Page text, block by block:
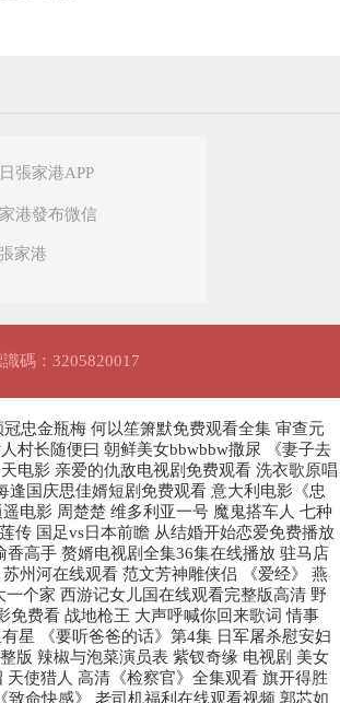
張家港APP
港發布微信
家港
碼：3205820017
冠忠金瓶梅 何以笙箫默免费观看全集 审查元
村长随便曰 朝鲜美女bbwbbw撒尿 《妻子去
电影 亲爱的仇敌电视剧免费观看 洗衣歌原唱
国庆思佳婿短剧免费观看 意大利电影《忠
电影 周楚楚 维多利亚一号 魔鬼搭车人 七种
传 国足vs日本前瞻 从结婚开始恋爱免费播放
高手 赘婿电视剧全集36集在线播放 驻马店
州河在线观看 范文芳神雕侠侣 《爱经》 燕
个家 西游记女儿国在线观看完整版高清 野
免费看 战地枪王 大声呼喊你回来歌词 情事
星 《要听爸爸的话》第4集 日军屠杀慰安妇
版 辣椒与泡菜演员表 紫钗奇缘 电视剧 美女
使猎人 高清《检察官》全集观看 旗开得胜
命快感》 老司机福利在线观看视频 郭芯如